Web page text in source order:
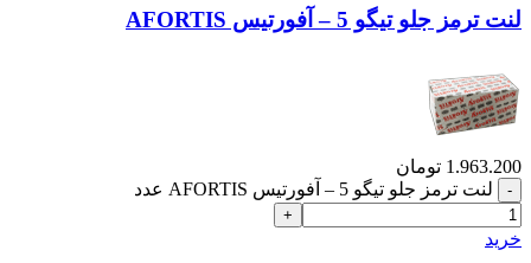
لنت ترمز جلو تیگو 5 – آفورتیس AFORTIS
1.963.200 تومان
لنت ترمز جلو تیگو 5 – آفورتیس AFORTIS عدد
خرید